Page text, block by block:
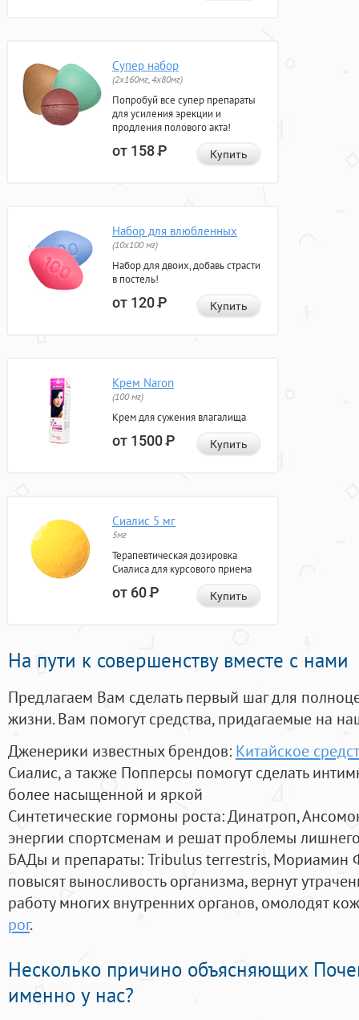
Супер набор
(2х160мг, 4х80мг)
Попробуй все супер препараты
для усиления эрекции и
продления полового акта!
от 158Р Купить
Набор для влюбленных
(10х100 мг)
Набор для двоих, добавь страсти
в постель!
от 120Р Купить
Крем Naron
(100 мг)
Крем для сужения влагалища
от 1500Р Купить
Сиалис 5 мг
5мг
Терапевтическая дозировка
Сиалиса для курсового приема
от 60Р Купить
На пути к совершенству вместе с нами
Предлагаем Вам сделать первый шаг для
жизни. Вам помогут средства, придагаемые на
Дженерики известных брендов: Китайское
Сиалис, а также Попперсы помогут сделать
более насыщенной и яркой
Синтетические гормоны роста: Динатроп,
энергии спортсменам и решат проблемы
БАДы и препараты:Tribulus terrestris, Мориамин
повысят выносливость организма, вернут
работу многих внутренних органов, омолодят
рог.
Несколько причино объясняющих
именно у нас?